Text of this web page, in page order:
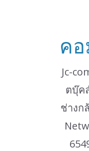
ค
Jc-
ตบุ๊ค
ช่างก